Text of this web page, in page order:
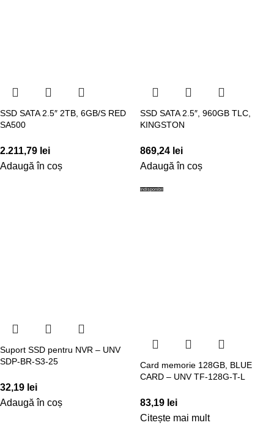
SSD SATA 2.5″ 2TB, 6GB/S RED
SA500
2.211,79 lei
Adaugă în coș
SSD SATA 2.5″, 960GB TLC,
KINGSTON
869,24 lei
Adaugă în coș
Suport SSD pentru NVR – UNV
SDP-BR-S3-25
32,19 lei
Adaugă în coș
Indisponibil
Card memorie 128GB, BLUE
CARD – UNV TF-128G-T-L
83,19 lei
Citește mai mult